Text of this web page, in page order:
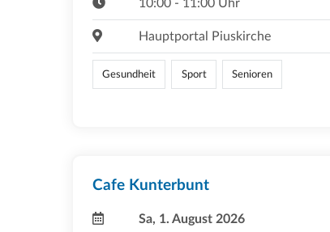
10:00 - 11:00 Uhr
Hauptportal Piuskirche
Gesundheit Sport Senioren
Cafe Kunterbunt
Sa, 1. August 2026